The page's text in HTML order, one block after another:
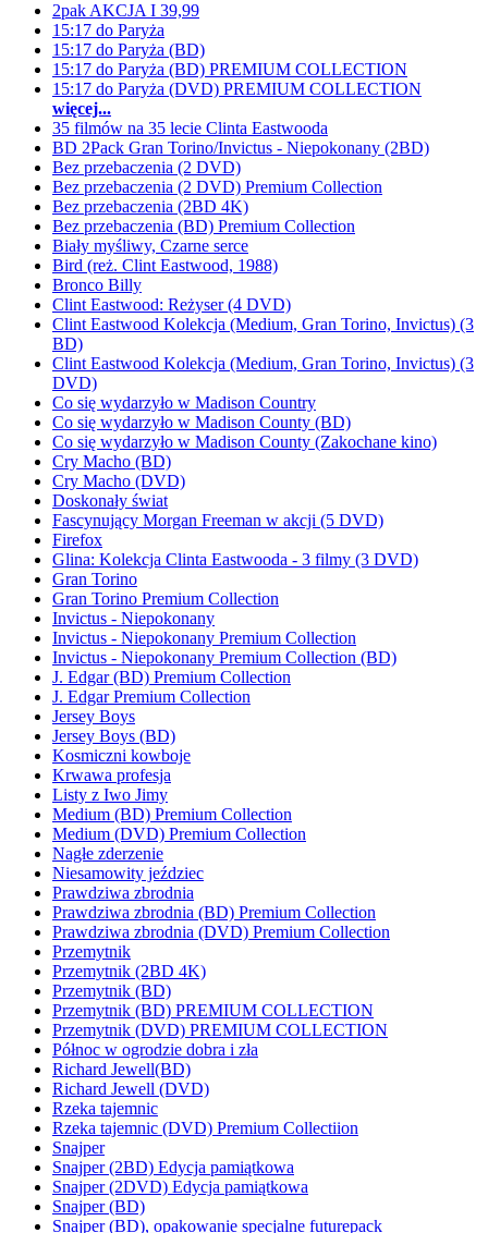
2pak AKCJA I 39,99
15:17 do Paryża
15:17 do Paryża (BD)
15:17 do Paryża (BD) PREMIUM COLLECTION
15:17 do Paryża (DVD) PREMIUM COLLECTION
więcej...
35 filmów na 35 lecie Clinta Eastwooda
BD 2Pack Gran Torino/Invictus - Niepokonany (2BD)
Bez przebaczenia (2 DVD)
Bez przebaczenia (2 DVD) Premium Collection
Bez przebaczenia (2BD 4K)
Bez przebaczenia (BD) Premium Collection
Biały myśliwy, Czarne serce
Bird (reż. Clint Eastwood, 1988)
Bronco Billy
Clint Eastwood: Reżyser (4 DVD)
Clint Eastwood Kolekcja (Medium, Gran Torino, Invictus) (3
BD)
Clint Eastwood Kolekcja (Medium, Gran Torino, Invictus) (3
DVD)
Co się wydarzyło w Madison Country
Co się wydarzyło w Madison County (BD)
Co się wydarzyło w Madison County (Zakochane kino)
Cry Macho (BD)
Cry Macho (DVD)
Doskonały świat
Fascynujący Morgan Freeman w akcji (5 DVD)
Firefox
Glina: Kolekcja Clinta Eastwooda - 3 filmy (3 DVD)
Gran Torino
Gran Torino Premium Collection
Invictus - Niepokonany
Invictus - Niepokonany Premium Collection
Invictus - Niepokonany Premium Collection (BD)
J. Edgar (BD) Premium Collection
J. Edgar Premium Collection
Jersey Boys
Jersey Boys (BD)
Kosmiczni kowboje
Krwawa profesja
Listy z Iwo Jimy
Medium (BD) Premium Collection
Medium (DVD) Premium Collection
Nagłe zderzenie
Niesamowity jeździec
Prawdziwa zbrodnia
Prawdziwa zbrodnia (BD) Premium Collection
Prawdziwa zbrodnia (DVD) Premium Collection
Przemytnik
Przemytnik (2BD 4K)
Przemytnik (BD)
Przemytnik (BD) PREMIUM COLLECTION
Przemytnik (DVD) PREMIUM COLLECTION
Północ w ogrodzie dobra i zła
Richard Jewell(BD)
Richard Jewell (DVD)
Rzeka tajemnic
Rzeka tajemnic (DVD) Premium Collectiion
Snajper
Snajper (2BD) Edycja pamiątkowa
Snajper (2DVD) Edycja pamiątkowa
Snajper (BD)
Snajper (BD), opakowanie specjalne futurepack